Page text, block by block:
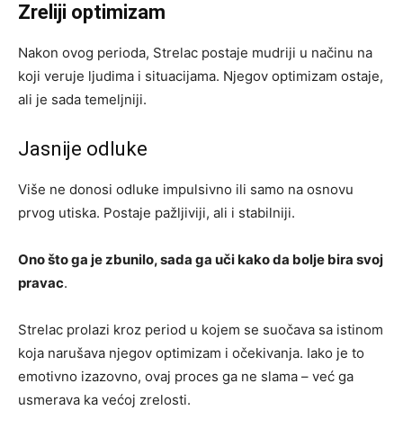
Zreliji optimizam
Nakon ovog perioda, Strelac postaje mudriji u načinu na
koji veruje ljudima i situacijama. Njegov optimizam ostaje,
ali je sada temeljniji.
Jasnije odluke
Više ne donosi odluke impulsivno ili samo na osnovu
prvog utiska. Postaje pažljiviji, ali i stabilniji.
Ono što ga je zbunilo, sada ga uči kako da bolje bira svoj
pravac.
Strelac prolazi kroz period u kojem se suočava sa istinom
koja narušava njegov optimizam i očekivanja. Iako je to
emotivno izazovno, ovaj proces ga ne slama – već ga
usmerava ka većoj zrelosti.